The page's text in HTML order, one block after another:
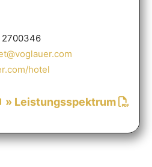
hotel
» Leistungsspektrum